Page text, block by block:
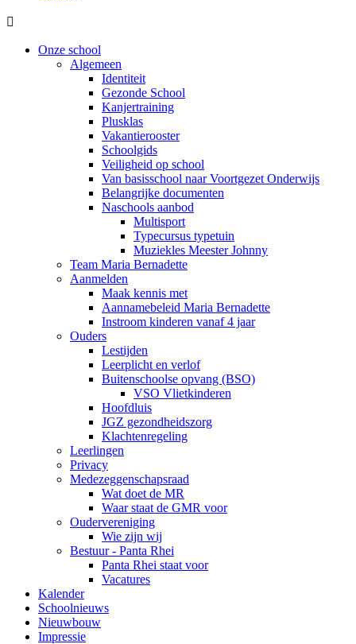

Onze school
Algemeen
Identiteit
Gezonde School
Kanjertraining
Plusklas
Vakantierooster
Schoolgids
Veiligheid op school
Van basisschool naar Voortgezet Onderwijs
Belangrijke documenten
Naschools aanbod
Multisport
Typecursus typetuin
Muziekles Meester Johnny
Team Maria Bernadette
Aanmelden
Maak kennis met
Aannamebeleid Maria Bernadette
Instroom kinderen vanaf 4 jaar
Ouders
Lestijden
Leerplicht en verlof
Buitenschoolse opvang (BSO)
VSO Vlietkinderen
Hoofdluis
JGZ gezondheidszorg
Klachtenregeling
Leerlingen
Privacy
Medezeggenschapsraad
Wat doet de MR
Waar staat de GMR voor
Oudervereniging
Wie zijn wij
Bestuur - Panta Rhei
Panta Rhei staat voor
Vacatures
Kalender
Schoolnieuws
Nieuwbouw
Impressie